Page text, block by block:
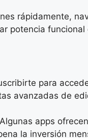
rápidamente,
potencia
para
avanzadas de
apps
la inversión